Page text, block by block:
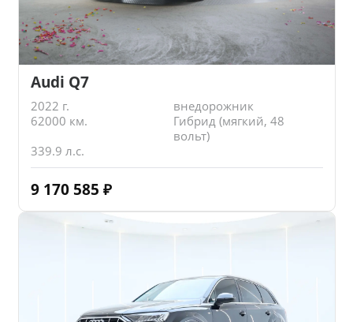
Audi Q7
2022 г.
внедорожник
62000 км.
Гибрид (мягкий, 48
вольт)
339.9 л.с.
9 170 585 ₽